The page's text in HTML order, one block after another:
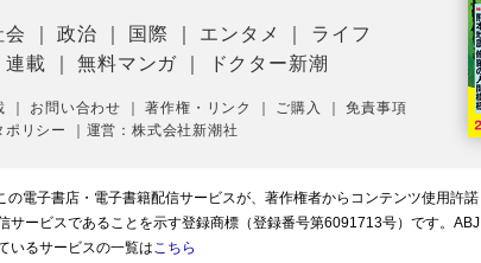
会 ｜政治 国際 エンタメ
ライフ
連載 ｜無料マンガ ドクター新潮
お問い合わせ ｜著作権・リンク ご購入 ｜免責事項
ポリシー 運営：株式会社新潮社
の電子書店・電子書籍配信サービスが、著作権者からコンテンツ使用許諾
サービスであることを示す登録商標（登録番号第6091713号）です。ABJ
いるサービスの一覧はこちら